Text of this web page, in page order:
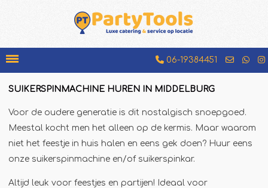
06-19384451
Chocolademelkkraam
Espressobar
Foodtruck
SUIKERSPINMACHINE HUREN IN MIDDELBURG
Voor de oudere generatie is dit nostalgisch snoepgoed.
Meestal kocht men het alleen op de kermis. Maar waarom
niet het feestje in huis halen en eens gek doen? Huur eens
onze suikerspinmachine en/of suikerspinkar.
Altijd leuk voor feestjes en partijen! Ideaal voor